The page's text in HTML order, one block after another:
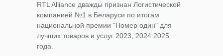
RTL Alliance дважды признан Логистической
компанией №1 в Беларуси по итогам
национальной премии "Номер один" для
лучших товаров и услуг 2023, 2024 2025
года.